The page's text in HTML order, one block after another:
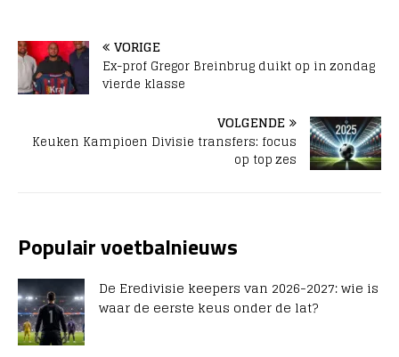
VORIGE
Ex-prof Gregor Breinbrug duikt op in zondag
vierde klasse
VOLGENDE
Keuken Kampioen Divisie transfers: focus
op top zes
Populair voetbalnieuws
De Eredivisie keepers van 2026-2027: wie is
waar de eerste keus onder de lat?